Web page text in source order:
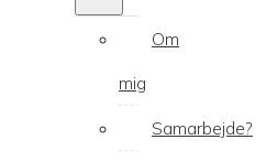
Om
mig
Samarbejde?